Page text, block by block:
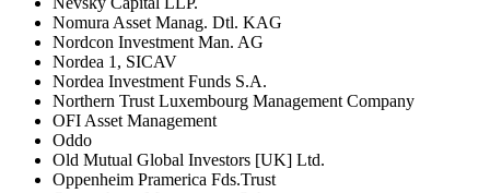
Nomura Asset Manag. Dtl. KAG
Nordcon Investment Man. AG
Nordea 1, SICAV
Nordea Investment Funds S.A.
Northern Trust Luxembourg Management Company
OFI Asset Management
Oddo
Old Mutual Global Investors [UK] Ltd.
Oppenheim Pramerica Fds.Trust